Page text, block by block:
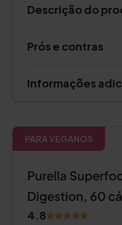
Descrição do
Prós e contras
Informações
PARA VEGANOS
Purella
Digestion, 60
4.8